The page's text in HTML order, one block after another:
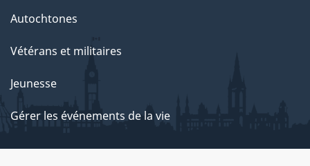
Autochtones
Vétérans et militaires
Jeunesse
Gérer les événements de la vie